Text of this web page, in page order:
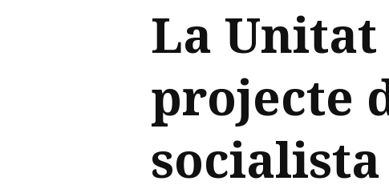
La
projecte
socialista